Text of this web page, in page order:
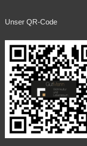
Unser QR-Code